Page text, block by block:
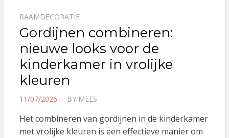
RAAMDECORATIE
Gordijnen combineren:
nieuwe looks voor de
kinderkamer in vrolijke
kleuren
POSTED
11/07/2026 BY MEES
Het combineren van gordijnen in de kinderkamer
met vrolijke kleuren is een effectieve manier om